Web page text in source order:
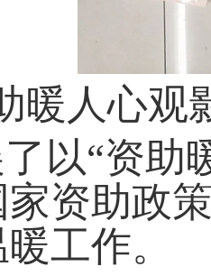
暖人心观
以“资助
资助政
工作。